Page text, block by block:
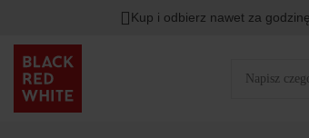
Kup i odbierz nawet za godzinę